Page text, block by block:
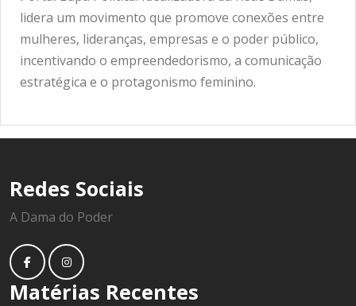
lidera um movimento que promove conexões entre
mulheres, lideranças, empresas e o poder público,
incentivando o empreendedorismo, a comunicação
estratégica e o protagonismo feminino.
Redes Sociais
A Dama do Poder
Matérias Recentes